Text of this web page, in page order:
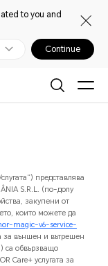
to you and
Continue
представлява
S.R.L. (по-долу
закупени от
които можете да
magic-v6-service-
за външен и вътрешен
са обвързващо
Care+ услугата за